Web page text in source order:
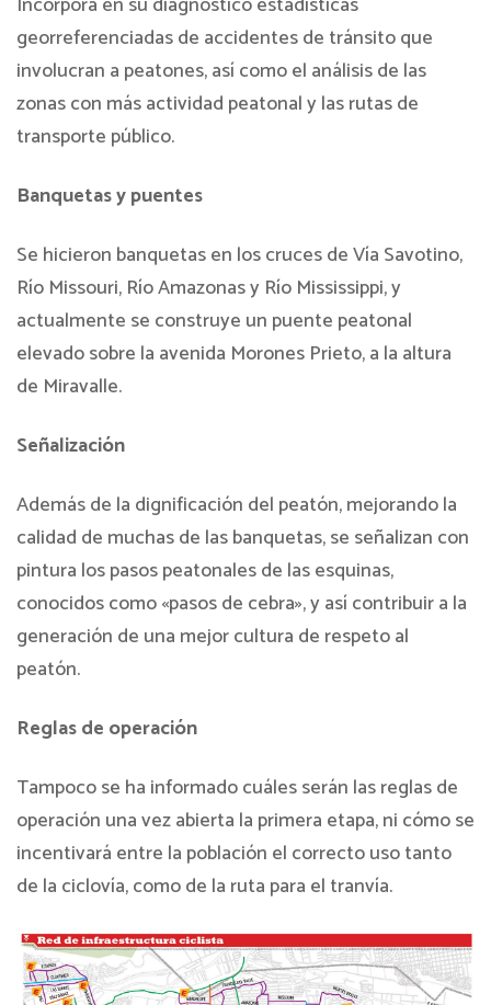
georreferenciadas de accidentes de tránsito que
involucran a peatones, así como el análisis de las
zonas con más actividad peatonal y las rutas de
transporte público.
Banquetas y puentes
Se hicieron banquetas en los cruces de Vía Savotino,
Río Missouri, Río Amazonas y Río Mississippi, y
actualmente se construye un puente peatonal
elevado sobre la avenida Morones Prieto, a la altura
de Miravalle.
Señalización
Además de la dignificación del peatón, mejorando la
calidad de muchas de las banquetas, se señalizan con
pintura los pasos peatonales de las esquinas,
conocidos como «pasos de cebra», y así contribuir a la
generación de una mejor cultura de respeto al
peatón.
Reglas de operación
Tampoco se ha informado cuáles serán las reglas de
operación una vez abierta la primera etapa, ni cómo se
incentivará entre la población el correcto uso tanto
de la ciclovía, como de la ruta para el tranvía.